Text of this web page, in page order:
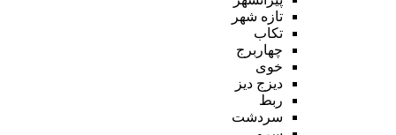
تازه شهر
تکاب
چهاربرج
خوی
دیزج دیز
ربط
سردشت